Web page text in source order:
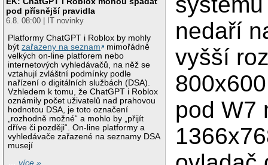
pod přísnější pravidla
6.8. 08:00 | IT novinky
Platformy ChatGPT i Roblox by mohly
býtzařazeny na seznam
mimořádně
velkých on-line platforem nebo
internetových vyhledávačů, na něž se
vztahují zvláštní podmínky podle
nařízení o digitálních službách (DSA).
Vzhledem k tomu, že ChatGPT i Roblox
oznámily počet uživatelů nad prahovou
hodnotou DSA, je toto označení
„rozhodně možné“ a mohlo by „přijít
dříve či později“. On-line platformy a
vyhledávače zařazené na seznamy DSA
musejí
…více »
nedaří
vyšší
pod W7